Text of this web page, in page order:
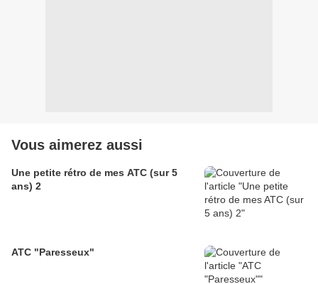
Vous aimerez aussi
Une petite rétro de mes ATC (sur 5
ans) 2
ATC "Paresseux"